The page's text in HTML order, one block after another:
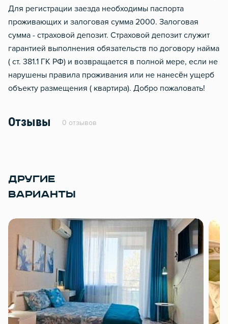
Для регистрации заезда необходимы паспорта
проживающих и залоговая сумма 2000. Залоговая
сумма - страховой депозит. Страховой депозит служит
гарантией выполнения обязательств по договору найма
( ст. 381.1 ГК РФ) и возвращается в полной мере, если не
нарушены правила проживания или не нанесён ущерб
объекту размещения ( квартира). Добро пожаловать!
Отзывы 0 отзывов
ДРУГИЕ
ВАРИАНТЫ